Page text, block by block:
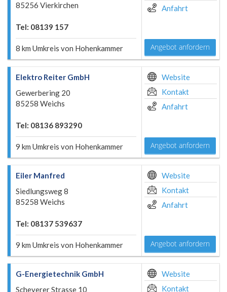
85256 Vierkirchen
Tel: 08139 157
8 km Umkreis von Hohenkammer
Anfahrt
Angebot anfordern
Elektro Reiter GmbH
Gewerbering 20
85258 Weichs
Tel: 08136 893290
9 km Umkreis von Hohenkammer
Website
Kontakt
Anfahrt
Angebot anfordern
Eiler Manfred
Siedlungsweg 8
85258 Weichs
Tel: 08137 539637
9 km Umkreis von Hohenkammer
Website
Kontakt
Anfahrt
Angebot anfordern
G-Energietechnik GmbH
Scheyerer Strasse 10
Website
Kontakt